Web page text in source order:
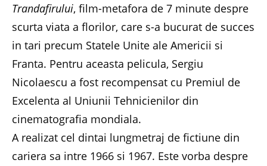
Trandafirului, film-metafora de 7 minute despre
scurta viata a florilor, care s-a bucurat de succes
in tari precum Statele Unite ale Americii si
Franta. Pentru aceasta pelicula, Sergiu
Nicolaescu a fost recompensat cu Premiul de
Excelenta al Uniunii Tehnicienilor din
cinematografia mondiala.
A realizat cel dintai lungmetraj de fictiune din
cariera sa intre 1966 si 1967. Este vorba despre